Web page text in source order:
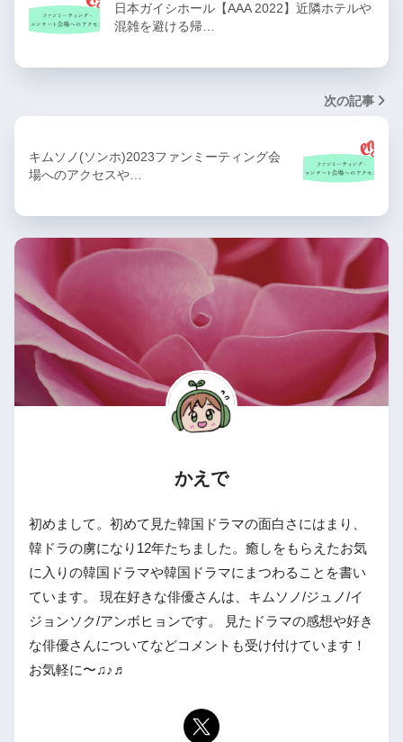
日本ガイシホール【AAA 2022】近隣ホテルや
混雑を避ける帰…
次の記事
キムソノ(ソンホ)2023ファンミーティング会
場へのアクセスや…
かえで
初めまして。初めて見た韓国ドラマの面白さにはまり、
韓ドラの虜になり12年たちました。癒しをもらえたお気
に入りの韓国ドラマや韓国ドラマにまつわることを書い
ています。 現在好きな俳優さんは、キムソノ/ジュノ/イ
ジョンソク/アンボヒョンです。 見たドラマの感想や好き
な俳優さんについてなどコメントも受け付けています！
お気軽に〜♫♪♬